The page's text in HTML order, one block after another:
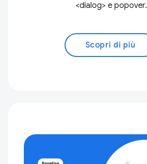
<dialog> e popover.
Scopri di più